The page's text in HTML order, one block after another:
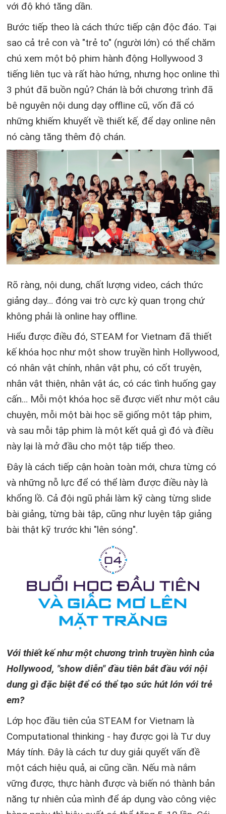
với độ khó tăng dần.
Bước tiếp theo là cách thức tiếp cận độc đáo. Tại
sao cả trẻ con và "trẻ to" (người lớn) có thể chăm
chú xem một bộ phim hành động Hollywood 3
tiếng liên tục và rất hào hứng, nhưng học online thì
3 phút đã buồn ngủ? Chán là bởi chương trình đã
bê nguyên nội dung dạy offline cũ, vốn đã có
những khiếm khuyết về thiết kế, để dạy online nên
nó càng tăng thêm độ chán.
Rõ ràng, nội dung, chất lượng video, cách thức
giảng dạy… đóng vai trò cực kỳ quan trọng chứ
không phải là online hay offline.
Hiểu được điều đó, STEAM for Vietnam đã thiết
kế khóa học như một show truyền hình Hollywood,
có nhân vật chính, nhân vật phụ, có cốt truyện,
nhân vật thiện, nhân vật ác, có các tình huống gay
cấn… Mỗi một khóa học sẽ được viết như một câu
chuyện, mỗi một bài học sẽ giống một tập phim,
và sau mỗi tập phim là một kết quả gì đó và điều
này lại là mở đầu cho một tập tiếp theo.
Đây là cách tiếp cận hoàn toàn mới, chưa từng có
và những nỗ lực để có thể làm được điều này là
khổng lồ. Cả đội ngũ phải làm kỹ càng từng slide
bài giảng, từng bài tập, cũng như luyện tập giảng
bài thật kỹ trước khi "lên sóng".
Với thiết kế như một chương trình truyền hình của
Hollywood, "show diễn" đầu tiên bắt đầu với nội
dung gì đặc biệt để có thể tạo sức hút lớn với trẻ
em?
Lớp học đầu tiên của STEAM for Vietnam là
Computational thinking - hay được gọi là Tư duy
Máy tính. Đây là cách tư duy giải quyết vấn đề
một cách hiệu quả, ai cũng cần. Nếu mà nắm
vững được, thực hành được và biến nó thành bản
năng tự nhiên của mình để áp dụng vào công việc